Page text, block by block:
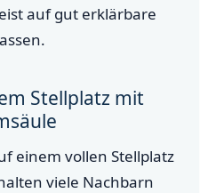
auf gut erklärbare
Stellplatz mit
einem vollen Stellplatz
viele Nachbarn